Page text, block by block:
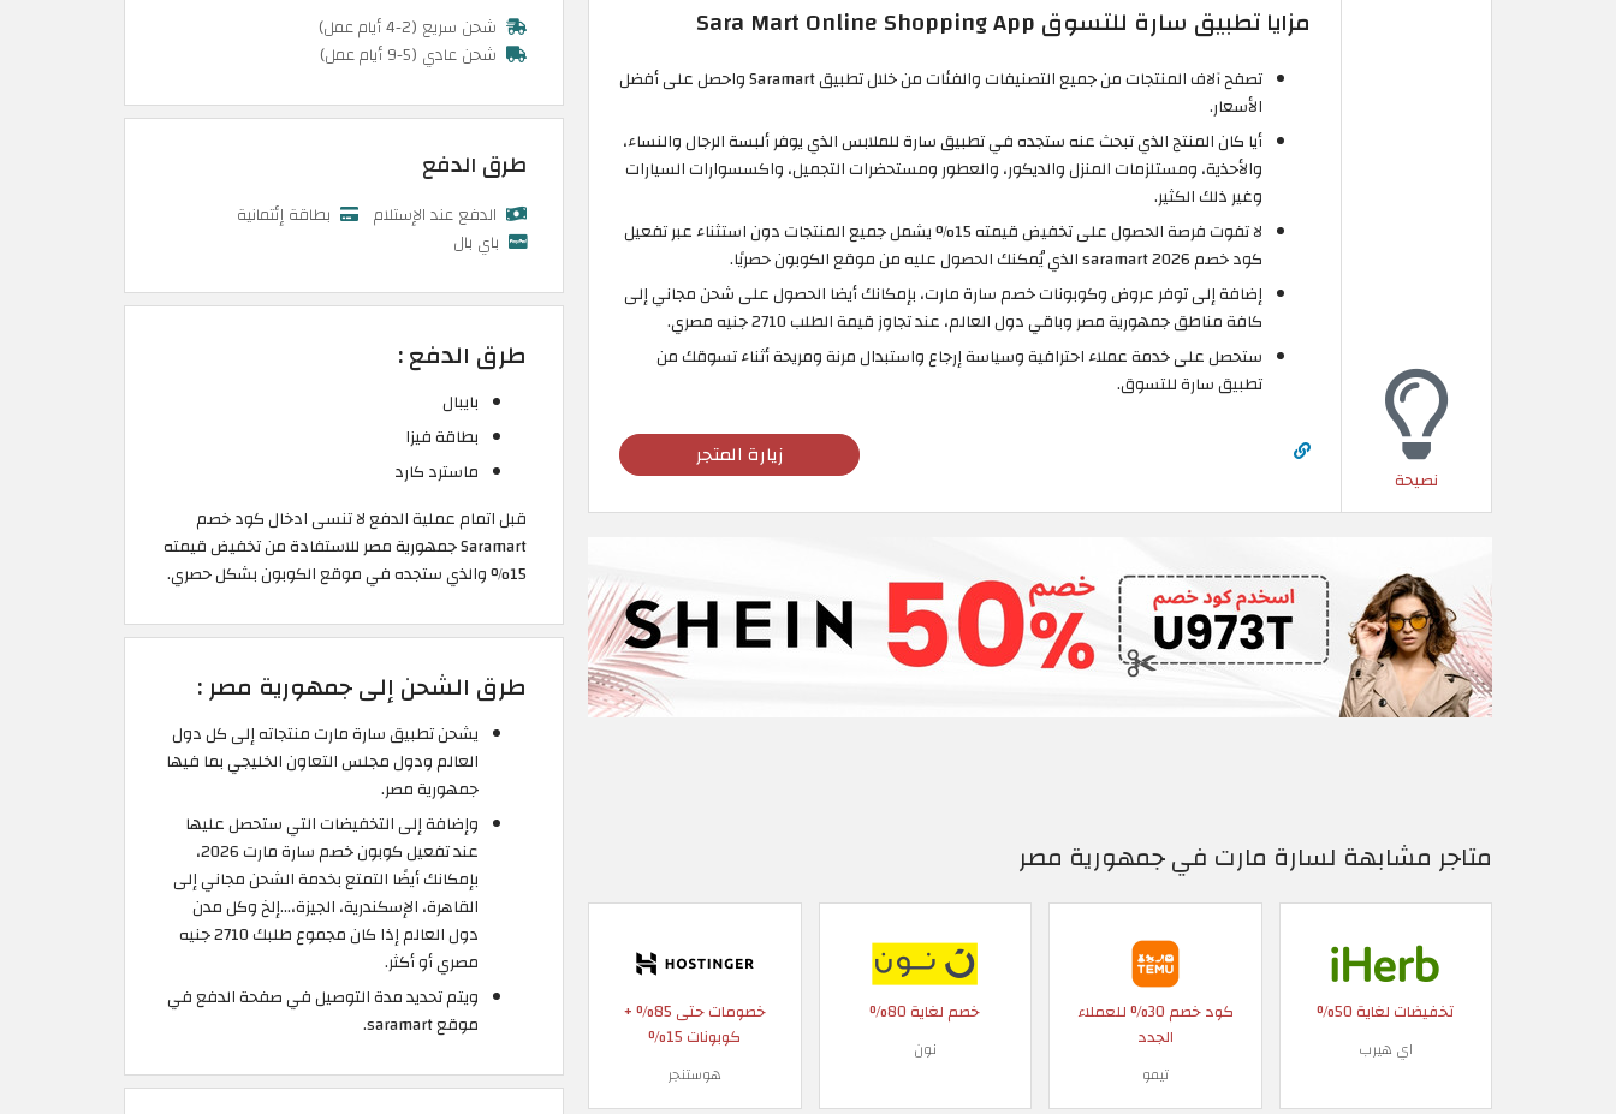
نصيحة
مزايا تطبيق سارة للتسوق Sara Mart Online Shopping App
تصفح آلاف المنتجات من جميع التصنيفات والفئات من خلال تطبيق Saramart واحصل على أفضل
الأسعار.
أيا كان المنتج الذي تبحث عنه ستجده في تطبيق سارة للملابس الذي يوفر ألبسة الرجال والنساء،
والأحذية، ومستلزمات المنزل والديكور، والعطور ومستحضرات التجميل، واكسسوارات السيارات
وغير ذلك الكثير.
لا تفوت فرصة الحصول على تخفيض قيمته 15% يشمل جميع المنتجات دون استثناء عبر تفعيل
كود خصم saramart 2026 الذي يُمكنك الحصول عليه من موقع الكوبون حصريًا.
إضافة إلى توفر عروض وكوبونات خصم سارة مارت، بإمكانك أيضا الحصول على شحن مجاني إلى
كافة مناطق جمهورية مصر وباقي دول العالم، عند تجاوز قيمة الطلب 2710 جنيه مصري.
ستحصل على خدمة عملاء احترافية وسياسة إرجاع واستبدال مرنة ومريحة أثناء تسوقك من
تطبيق سارة للتسوق.
زيارة المتجر
متاجر مشابهة لسارة مارت في جمهورية مصر
تخفيضات لغاية 50%
اي هيرب
كود خصم 30% للعملاء
الجدد
تيمو
خصم لغاية 80%
نون
خصومات حتى 85% +
كوبونات 15%
هوستنجر
شحن سريع (2-4 أيام عمل)
شحن عادي (5-9 أيام عمل)
طرق الدفع
الدفع عند الإستلام
بطاقة إئتمانية
باي بال
طرق الدفع :
بايبال
بطاقة فيزا
ماسترد كارد
قبل اتمام عملية الدفع لا تنسى ادخال كود خصم
Saramart جمهورية مصر للاستفادة من تخفيض قيمته
15% والذي ستجده في موقع الكوبون بشكل حصري.
طرق الشحن إلى جمهورية مصر :
يشحن تطبيق سارة مارت منتجاته إلى كل دول
العالم ودول مجلس التعاون الخليجي بما فيها
جمهورية مصر.
وإضافة إلى التخفيضات التي ستحصل عليها
عند تفعيل كوبون خصم سارة مارت 2026،
بإمكانك أيضًا التمتع بخدمة الشحن مجاني إلى
القاهرة، الإسكندرية، الجيزة،...إلخ وكل مدن
دول العالم إذا كان مجموع طلبك 2710 جنيه
مصري أو أكثر.
ويتم تحديد مدة التوصيل في صفحة الدفع في
موقع saramart.